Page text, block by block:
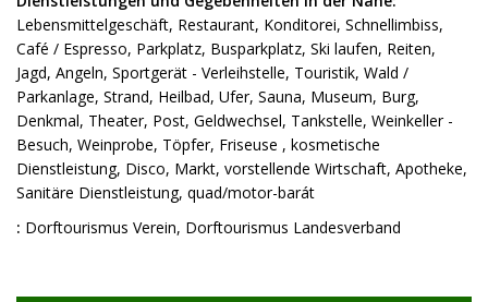
Lebensmittelgeschäft, Restaurant, Konditorei, Schnellimbiss,
Café / Espresso, Parkplatz, Busparkplatz, Ski laufen, Reiten,
Jagd, Angeln, Sportgerät - Verleihstelle, Touristik, Wald /
Parkanlage, Strand, Heilbad, Ufer, Sauna, Museum, Burg,
Denkmal, Theater, Post, Geldwechsel, Tankstelle, Weinkeller -
Besuch, Weinprobe, Töpfer, Friseuse , kosmetische
Dienstleistung, Disco, Markt, vorstellende Wirtschaft, Apotheke,
Sanitäre Dienstleistung, quad/motor-barát
: Dorftourismus Verein, Dorftourismus Landesverband